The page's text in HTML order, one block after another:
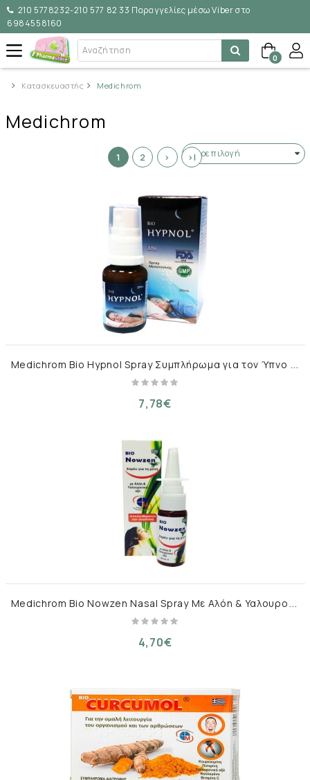
210 5778232-210 577 82 33 Παραγγελίες μέσω Viber στο
6984558160
0
Κατασκευαστής Medichrom
Medichrom
1 2 > >|
M
edichrom Bio Hypnol Spray Συμπλήρωμα για τον Ύπνο 20ml
7,78€
M
edichrom Bio Nowzen Nasal Spray Με Αλόη & Υαλουρονικό 20 ml
4,70€